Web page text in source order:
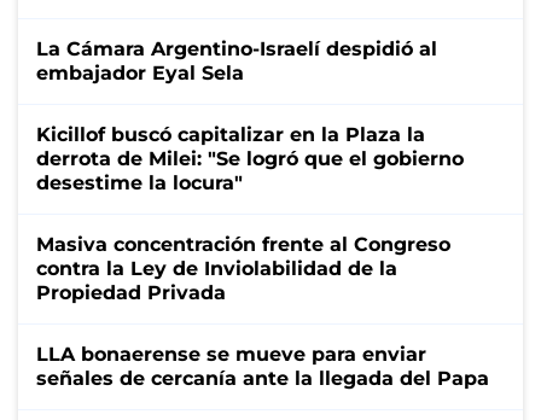
La Cámara Argentino-Israelí despidió al
embajador Eyal Sela
Kicillof buscó capitalizar en la Plaza la
derrota de Milei: "Se logró que el gobierno
desestime la locura"
Masiva concentración frente al Congreso
contra la Ley de Inviolabilidad de la
Propiedad Privada
LLA bonaerense se mueve para enviar
señales de cercanía ante la llegada del Papa